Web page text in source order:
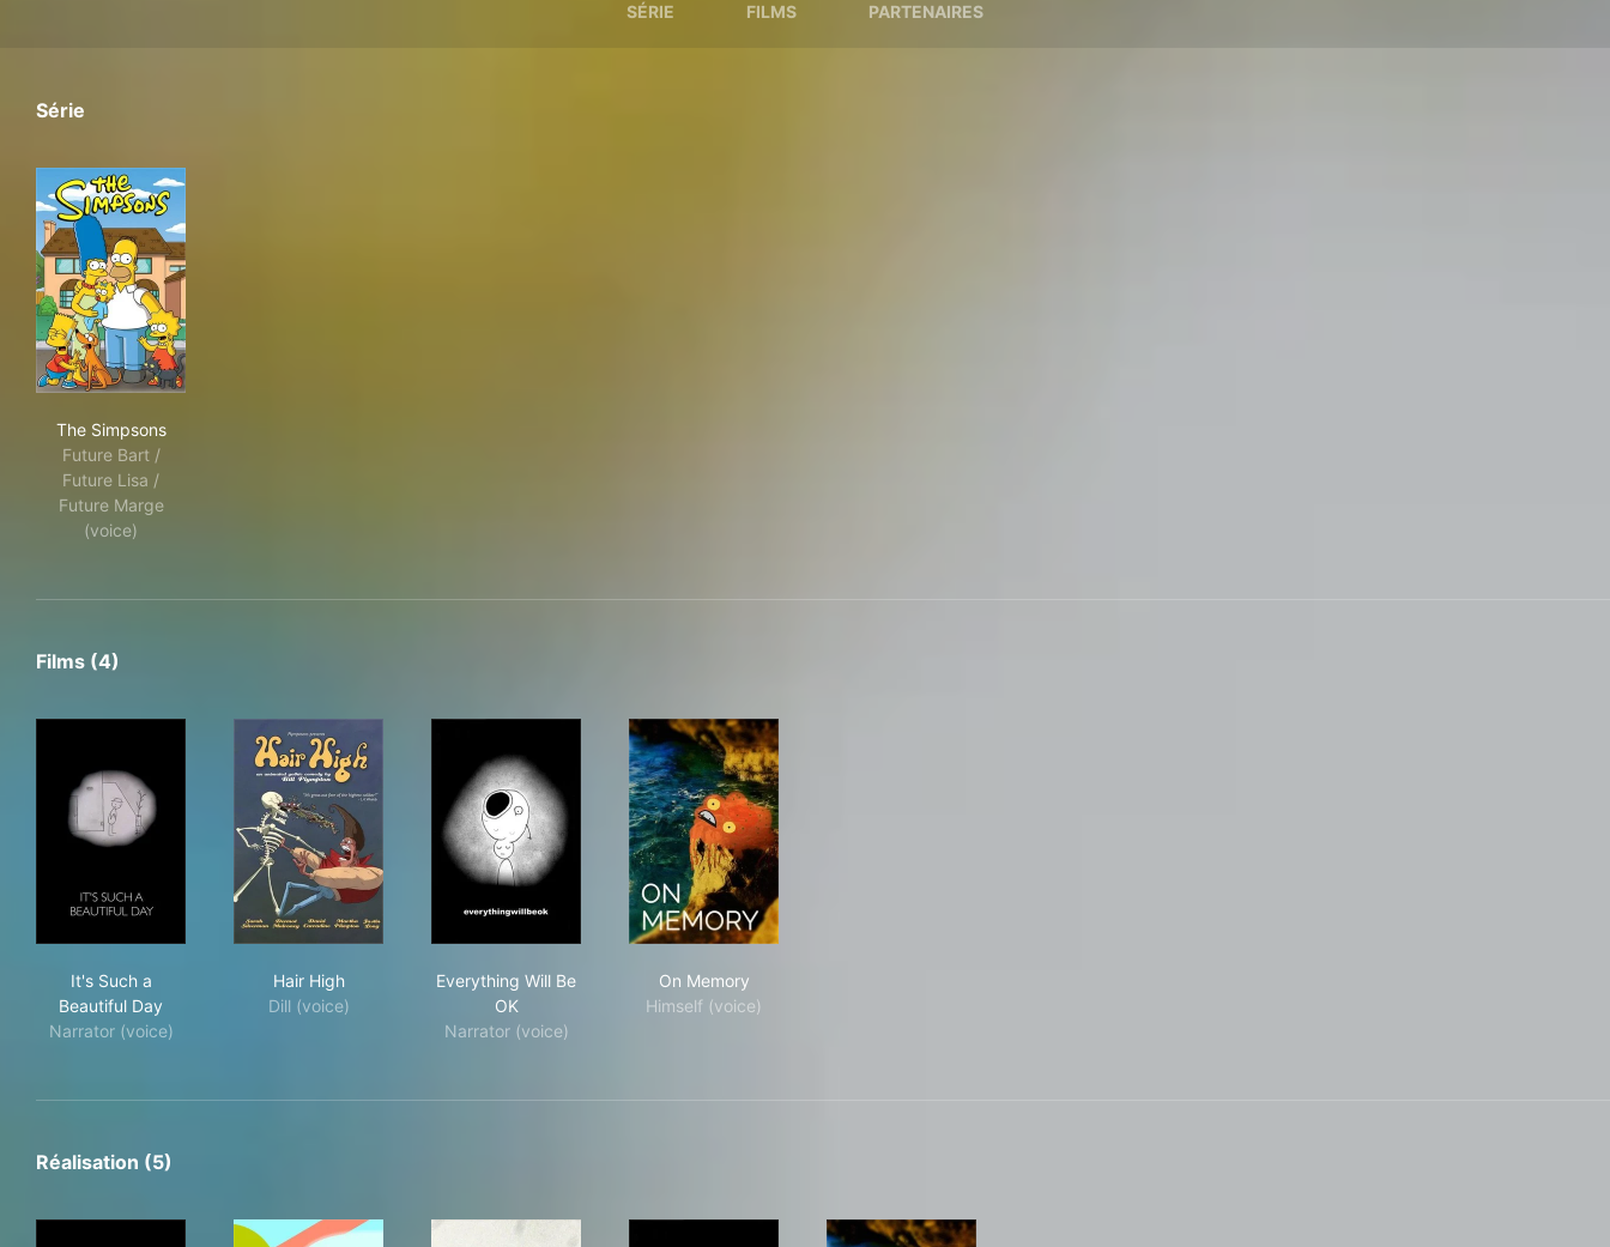
SÉRIE FILMS PARTENAIRES
Série
The Simpsons
Future Bart /
Future Lisa /
Future Marge
(voice)
Films (4)
It's Such a
Beautiful Day
Narrator (voice)
Hair High
Dill (voice)
Everything Will Be
OK
Narrator (voice)
On Memory
Himself (voice)
Réalisation (5)